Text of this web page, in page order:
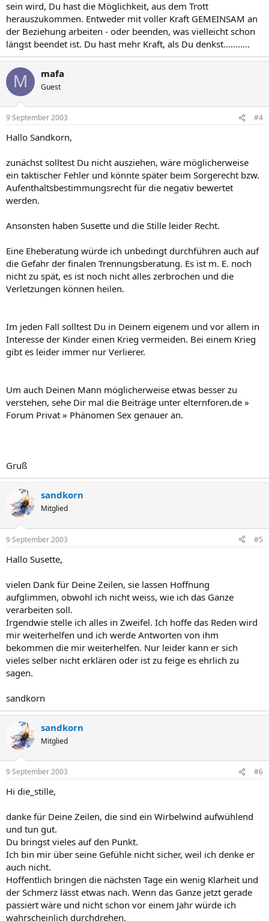
sein wird, Du hast die Möglichkeit, aus dem Trott
herauszukommen. Entweder mit voller Kraft GEMEINSAM an
der Beziehung arbeiten - oder beenden, was vielleicht schon
längst beendet ist. Du hast mehr Kraft, als Du denkst...........
M mafa
Guest
9 September 2003 #4
Hallo Sandkorn,
zunächst solltest Du nicht ausziehen, wäre möglicherweise
ein taktischer Fehler und könnte später beim Sorgerecht bzw.
Aufenthaltsbestimmungsrecht für die negativ bewertet
werden.
Ansonsten haben Susette und die Stille leider Recht.
Eine Eheberatung würde ich unbedingt durchführen auch auf
die Gefahr der finalen Trennungsberatung. Es ist m. E. noch
nicht zu spät, es ist noch nicht alles zerbrochen und die
Verletzungen können heilen.
Im jeden Fall solltest Du in Deinem eigenem und vor allem in
Interesse der Kinder einen Krieg vermeiden. Bei einem Krieg
gibt es leider immer nur Verlierer.
Um auch Deinen Mann möglicherweise etwas besser zu
verstehen, sehe Dir mal die Beiträge unter elternforen.de »
Forum Privat » Phänomen Sex genauer an.
Gruß
sandkorn
Mitglied
9 September 2003 #5
Hallo Susette,
vielen Dank für Deine Zeilen, sie lassen Hoffnung
aufglimmen, obwohl ich nicht weiss, wie ich das Ganze
verarbeiten soll.
Irgendwie stelle ich alles in Zweifel. Ich hoffe das Reden wird
mir weiterhelfen und ich werde Antworten von ihm
bekommen die mir weiterhelfen. Nur leider kann er sich
vieles selber nicht erklären oder ist zu feige es ehrlich zu
sagen.
sandkorn
sandkorn
Mitglied
9 September 2003 #6
Hi die_stille,
danke für Deine Zeilen, die sind ein Wirbelwind aufwühlend
und tun gut.
Du bringst vieles auf den Punkt.
Ich bin mir über seine Gefühle nicht sicher, weil ich denke er
auch nicht.
Hoffentlich bringen die nächsten Tage ein wenig Klarheit und
der Schmerz lässt etwas nach. Wenn das Ganze jetzt gerade
passiert wäre und nicht schon vor einem Jahr würde ich
wahrscheinlich durchdrehen.